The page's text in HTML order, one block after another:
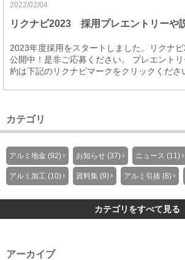
2022/02/04
リクナビ2023 採用プレエントリーや
2023年度採用をスタートしました。リクナ
公開中！是非ご応募ください。 プレエント
約は下記のリクナビマークをクリックくださ
カテゴリ
アルミ地金 (92) お知らせ (37) ニュース (11)
アルミ加工 (10) 資料集 (9) アルミ引抜 (8)
カテゴリをすべて見る
アーカイブ